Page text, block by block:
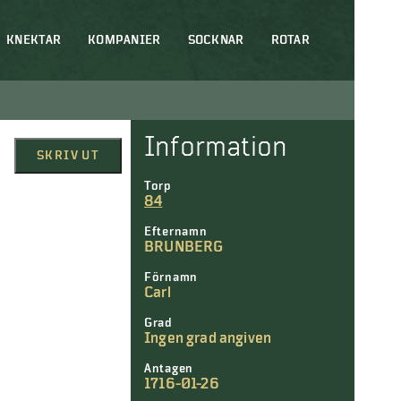
KNEKTAR KOMPANIER SOCKNAR ROTAR
SKRIV UT Information
Torp
84
Efternamn
BRUNBERG
Förnamn
Carl
Grad
Ingen grad angiven
Antagen
1716-01-26